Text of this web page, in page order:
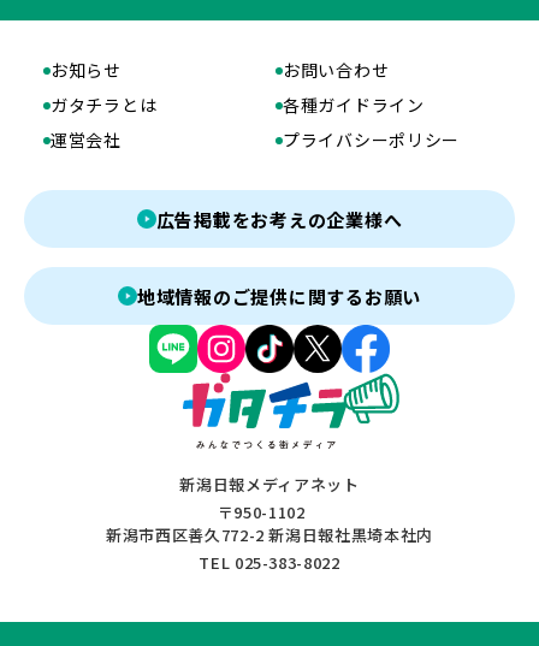
新潟日報メディアネット
〒950-1102
新潟市西区善久772-2 新潟日報社黒埼本社内
TEL 025-383-8022
お知らせ
お問い合わせ
ガタチラとは
各種ガイドライン
運営会社
プライバシーポリシー
広告掲載をお考えの企業様へ
地域情報のご提供に関するお願い